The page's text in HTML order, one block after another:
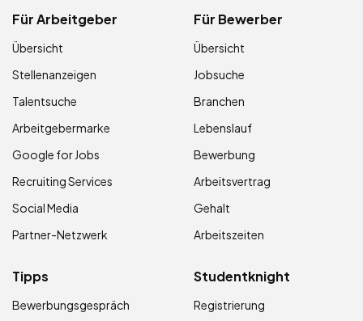
Für Arbeitgeber
Übersicht
Stellenanzeigen
Talentsuche
Arbeitgebermarke
Google for Jobs
Recruiting Services
Social Media
Partner-Netzwerk
Für Bewerber
Übersicht
Jobsuche
Branchen
Lebenslauf
Bewerbung
Arbeitsvertrag
Gehalt
Arbeitszeiten
Tipps
Bewerbungsgespräch
Studentknight
Registrierung